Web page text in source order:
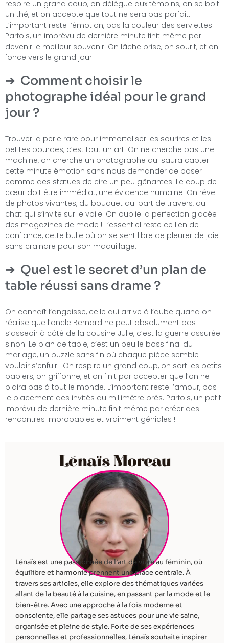
respire un grand coup, on délègue aux témoins, on se boit
un thé, et on accepte que tout ne sera pas parfait.
L’important reste l’émotion, pas la couleur des serviettes.
Parfois, un imprévu de dernière minute finit même par
devenir le meilleur souvenir. On lâche prise, on sourit, et on
fonce vers le grand jour !
Comment choisir le
photographe idéal pour le grand
jour ?
Trouver la perle rare pour immortaliser les sourires et les
petites bourdes, c’est tout un art. On ne cherche pas une
machine, on cherche un photographe qui saura capter
cette minute émotion sans nous demander de poser
comme des statues de cire un peu gênantes. Le coup de
cœur doit être immédiat, une évidence humaine. On rêve
de photos vivantes, du bouquet qui part de travers, du
chat qui s’invite sur le voile. On oublie la perfection glacée
des magazines de mode ! L’essentiel reste ce lien de
confiance, cette bulle où on se sent libre de pleurer de joie
sans craindre pour son maquillage.
Quel est le secret d’un plan de
table réussi sans drame ?
On connaît l’angoisse, celle qui arrive à l’aube quand on
réalise que l’oncle Bernard ne peut absolument pas
s’asseoir à côté de la cousine Julie, c’est la guerre assurée
sinon. Le plan de table, c’est un peu le boss final du
mariage, un puzzle sans fin où chaque pièce semble
vouloir s’enfuir ! On respire un grand coup, on sort les petits
papiers, on griffonne, et on finit par accepter que l’on ne
plaira pas à tout le monde. L’important reste l’amour, pas
le placement des invités au millimètre près. Parfois, un petit
imprévu de dernière minute finit même par créer des
rencontres improbables et vraiment géniales !
Lénaïs Moreau
Lénaïs est une passionnée de l’art de vivre au féminin, où
équilibre et harmonie prennent une place centrale. À
travers ses articles, elle explore des thématiques variées
allant de la beauté à la cuisine, en passant par la mode et le
bien-être. Avec une approche à la fois moderne et
consciente, elle partage ses astuces pour une vie saine,
organisée et pleine de style. Forte de ses expériences
personnelles et professionnelles, Lénaïs souhaite inspirer